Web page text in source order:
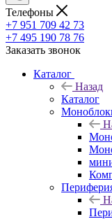
Телефоны
+7 951 709 42 73
+7 495 190 78 76
Заказать звонок
Каталог
Назад
Каталог